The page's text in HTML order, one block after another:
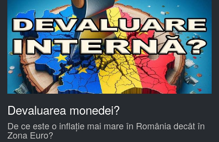
Devaluarea monedei?
De ce este o inflație mai mare în România decât în
Zona Euro?